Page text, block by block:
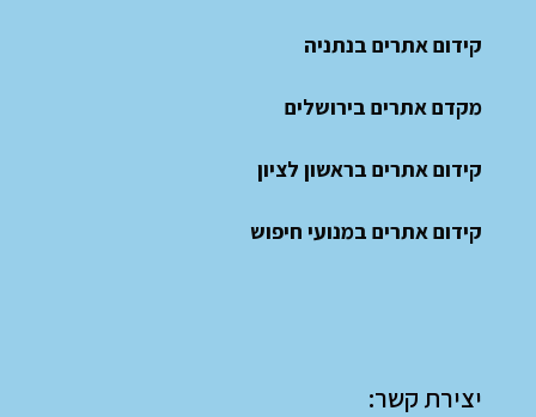
קידום אתרים בנתניה
מקדם אתרים בירושלים
קידום אתרים בראשון לציון
קידום אתרים במנועי חיפוש
יצירת קשר: